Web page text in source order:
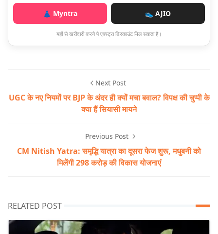
👗 Myntra 👟 AJIO
यहाँ से खरीदारी करने पे एक्स्ट्रा डिस्काउंट मिल सकता है।
Next Post
UGC के नए नियमों पर BJP के अंदर ही क्यों मचा बवाल? विपक्ष की चुप्पी के
क्या हैं सियासी मायने
Previous Post
CM Nitish Yatra: समृद्धि यात्रा का दूसरा फेज शुरू, मधुबनी को
मिलेंगी 298 करोड़ की विकास योजनाएं
RELATED POST